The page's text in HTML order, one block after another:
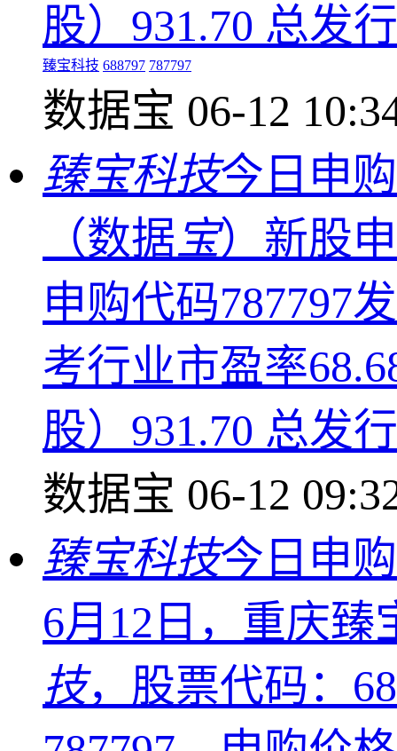
股）931.70 总发
臻宝科技 688797 787797
数据宝 06-12
臻宝科技今日申
（数据 宝）新股
申购代码787797
考行业市盈率
股）931.70 总发
数据宝 06-12
臻宝科技今日申
6月12日，重庆
技，股票代码：